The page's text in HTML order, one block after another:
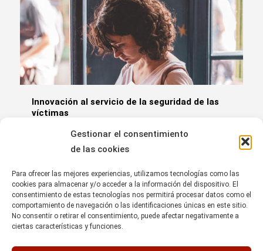
Gestionar el consentimiento
de las cookies
Para ofrecer las mejores experiencias, utilizamos tecnologías como las
cookies para almacenar y/o acceder a la información del dispositivo. El
consentimiento de estas tecnologías nos permitirá procesar datos como el
comportamiento de navegación o las identificaciones únicas en este sitio.
No consentir o retirar el consentimiento, puede afectar negativamente a
ciertas características y funciones.
Innovación al servicio de la seguridad de las
víctimas